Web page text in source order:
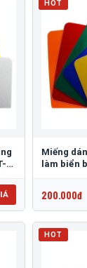
HOT
Miếng
làm biển
200.000đ
HOT